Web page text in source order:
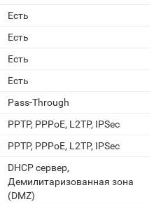
Есть
Есть
Есть
Есть
Pass-Through
PPTP, PPPoE, L2TP, IPSec
PPTP, PPPoE, L2TP, IPSec
DHCP сервер,
Демилитаризованная зона
(DMZ)